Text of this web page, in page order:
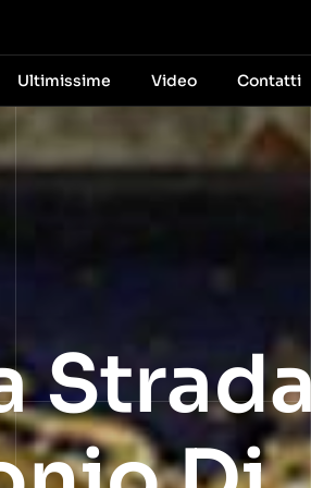
Ultimissime Video Contatti